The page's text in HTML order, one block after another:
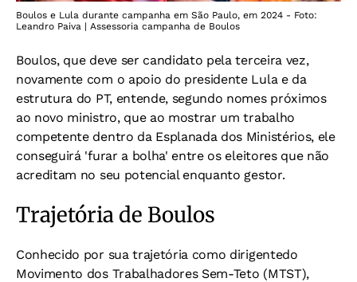
Boulos e Lula durante campanha em São Paulo, em 2024 - Foto:
Leandro Paiva | Assessoria campanha de Boulos
Boulos, que deve ser candidato pela terceira vez,
novamente com o apoio do presidente Lula e da
estrutura do PT, entende, segundo nomes próximos
ao novo ministro, que ao mostrar um trabalho
competente dentro da Esplanada dos Ministérios, ele
conseguirá 'furar a bolha' entre os eleitores que não
acreditam no seu potencial enquanto gestor.
Trajetória de Boulos
Conhecido por sua trajetória como dirigentedo
Movimento dos Trabalhadores Sem-Teto (MTST),